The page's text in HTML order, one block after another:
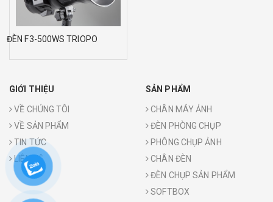
ĐÈN F3-500WS TRIOPO
GIỚI THIỆU
VỀ CHÚNG TÔI
VỀ SẢN PHẨM
TIN TỨC
LIÊN HỆ
SẢN PHẨM
CHÂN MÁY ẢNH
ĐÈN PHÒNG CHỤP
PHÔNG CHỤP ẢNH
CHÂN ĐÈN
ĐÈN CHỤP SẢN PHẨM
SOFTBOX